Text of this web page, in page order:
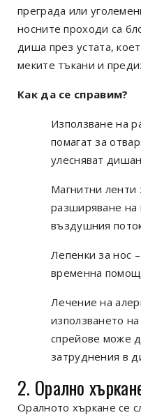
преграда или
носните проходи са
диша през устата,
меките тъкани и
Как да се справим?
Използване на
помагат за
улесняват
Магнитни ленти
разширяване на
въздушния
Лепенки за нос
временна
Лечение на
използването
спрейове може
затруднения в
2. Орално
Оралното хъркане се